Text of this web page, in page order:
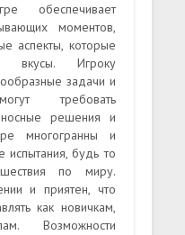
обеспечивает
моментов,
аспекты, которые
вкусы. Игроку
задачи и
требовать
решения и
многогранны и
испытания, будь то
по миру.
и приятен, что
как новичкам,
Возможности